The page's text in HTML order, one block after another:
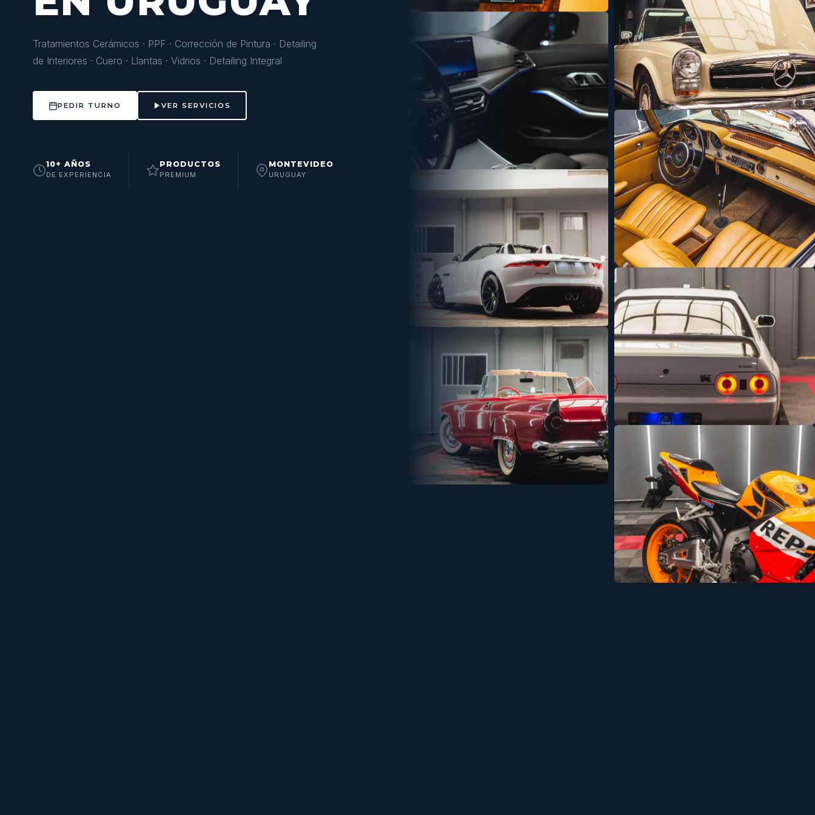
Tratamientos Cerámicos · PPF · Corrección de Pintura · Detailing
de Interiores · Cuero · Llantas · Vidrios · Detailing Integral
PEDIR TURNO VER SERVICIOS
10+ AÑOS
DE EXPERIENCIA
PRODUCTOS
PREMIUM
MONTEVIDEO
URUGUAY